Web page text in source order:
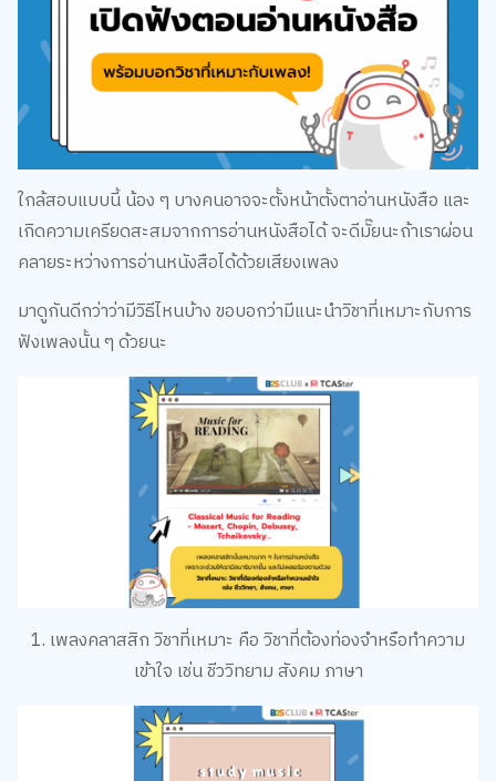
ใกล้สอบแบบนี้ น้อง ๆ บางคนอาจจะตั้งหน้าตั้งตาอ่านหนังสือ และ
เกิดความเครียดสะสมจากการอ่านหนังสือได้ จะดีมั๊ยนะถ้าเราผ่อน
คลายระหว่างการอ่านหนังสือได้ด้วยเสียงเพลง
มาดูกันดีกว่าว่ามีวิธีไหนบ้าง ขอบอกว่ามีแนะนำวิชาที่เหมาะกับการ
ฟังเพลงนั้น ๆ ด้วยนะ
1. เพลงคลาสสิก วิชาที่เหมาะ คือ วิชาที่ต้องท่องจำหรือทำความ
เข้าใจ เช่น ชีววิทยาม สังคม ภาษา